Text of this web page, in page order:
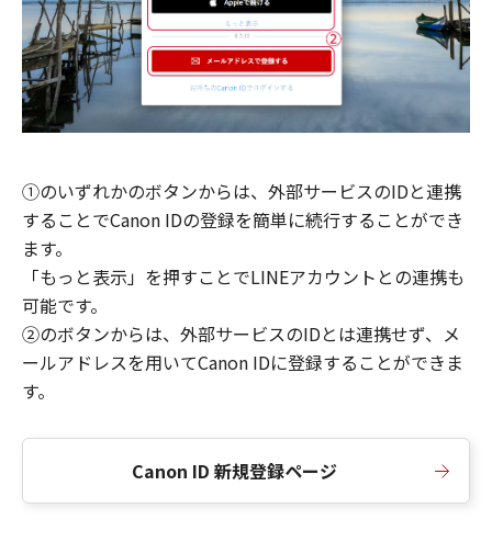
①のいずれかのボタンからは、外部サービスのIDと連携
することでCanon IDの登録を簡単に続行することができ
ます。
「もっと表示」を押すことでLINEアカウントとの連携も
可能です。
②のボタンからは、外部サービスのIDとは連携せず、メ
ールアドレスを用いてCanon IDに登録することができま
す。
Canon ID 新規登録ページ